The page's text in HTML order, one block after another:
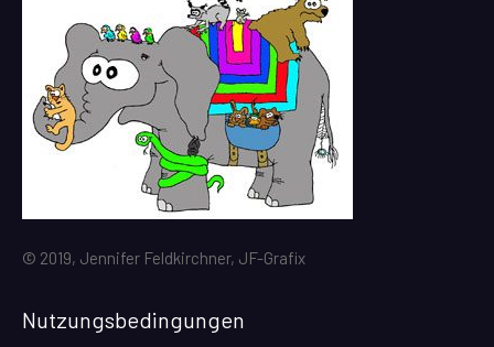
© 2019, Jennifer Feldkirchner, JF-Grafix
Nutzungsbedingungen